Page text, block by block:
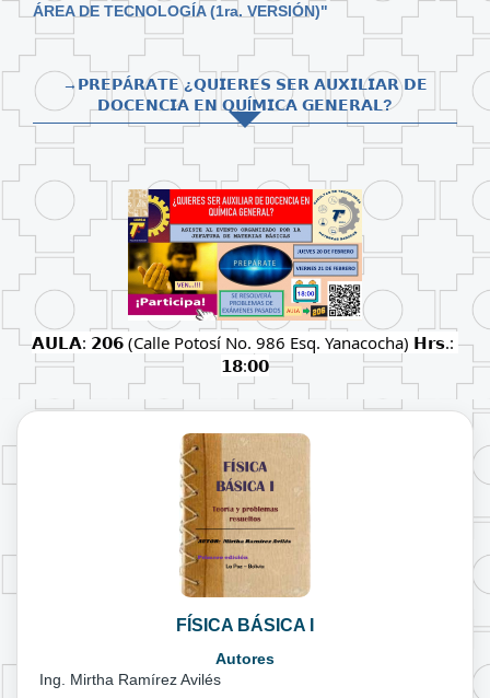
ÁREA DE TECNOLOGÍA (1ra. VERSIÓN)"
→𝗣𝗥𝗘𝗣Á𝗥𝗔𝗧𝗘 ¿𝗤𝗨𝗜𝗘𝗥𝗘𝗦 𝗦𝗘𝗥 𝗔𝗨𝗫𝗜𝗟𝗜𝗔𝗥 𝗗𝗘
𝗗𝗢𝗖𝗘𝗡𝗖𝗜𝗔 𝗘𝗡 𝗤𝗨Í𝗠𝗜𝗖𝗔 𝗚𝗘𝗡𝗘𝗥𝗔𝗟?
𝗔𝗨𝗟𝗔: 𝟮𝟬𝟲 (Calle Potosí No. 986 Esq. Yanacocha) 𝗛𝗿𝘀.:
𝟭𝟴:𝟬𝟬
FÍSICA BÁSICA I
Autores
Ing. Mirtha Ramírez Avilés